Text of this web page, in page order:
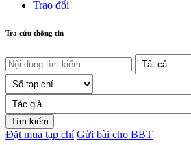
Trao đổi
Tra cứu thông tin
Đặt mua tạp chí Gửi bài cho BBT